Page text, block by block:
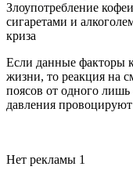
Злоупотребление
сигаретами и
криза
Если данные факторы
жизни, то реакция на
поясов от одного лишь
давления
Нет рекламы 1